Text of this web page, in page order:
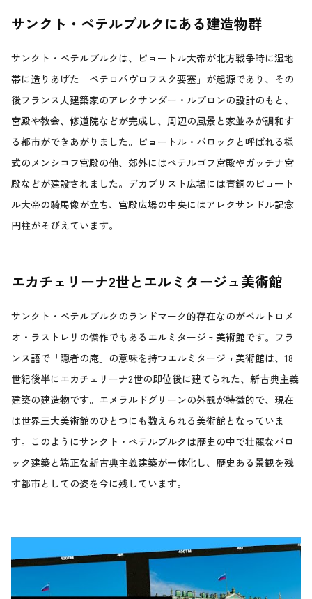
サンクト・ペテルブルクにある建造物群
サンクト・ペテルブルクは、ピョートル大帝が北方戦争時に湿地
帯に造りあげた「ペテロパヴロフスク要塞」が起源であり、その
後フランス人建築家のアレクサンダー・ルブロンの設計のもと、
宮殿や教会、修道院などが完成し、周辺の風景と家並みが調和す
る都市ができあがりました。ピョートル・バロックと呼ばれる様
式のメンシコフ宮殿の他、郊外にはペテルゴフ宮殿やガッチナ宮
殿などが建設されました。デカブリスト広場には青銅のピョート
ル大帝の騎馬像が立ち、宮殿広場の中央にはアレクサンドル記念
円柱がそびえています。
エカチェリーナ2世とエルミタージュ美術館
サンクト・ペテルブルクのランドマーク的存在なのがベルトロメ
オ・ラストレリの傑作でもあるエルミタージュ美術館です。フラ
ンス語で「隠者の庵」の意味を持つエルミタージュ美術館は、18
世紀後半にエカチェリーナ2世の即位後に建てられた、新古典主義
建築の建造物です。エメラルドグリーンの外観が特徴的で、現在
は世界三大美術館のひとつにも数えられる美術館となっていま
す。このようにサンクト・ペテルブルクは歴史の中で壮麗なバロ
ック建築と端正な新古典主義建築が一体化し、歴史ある景観を残
す都市としての姿を今に残しています。